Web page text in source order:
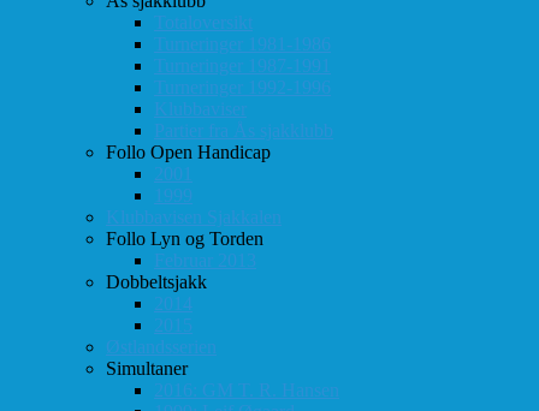
Totaloversikt
Turneringer 1981-1986
Turneringer 1987-1991
Turneringer 1992-1996
Klubbaviser
Partier fra Ås sjakklubb
Follo Open Handicap
2001
1999
Klubbavisen Sjakkalen
Follo Lyn og Torden
Februar 2013
Dobbeltsjakk
2014
2015
Østlandsserien
Simultaner
2016: GM T. R. Hansen